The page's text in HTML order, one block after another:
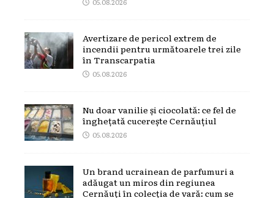
Avertizare de pericol extrem de
incendii pentru următoarele trei zile
în Transcarpatia
05.08.2026
Nu doar vanilie și ciocolată: ce fel de
înghețată cucerește Cernăuțiul
05.08.2026
Un brand ucrainean de parfumuri a
adăugat un miros din regiunea
Cernăuți în colecția de vară: cum se